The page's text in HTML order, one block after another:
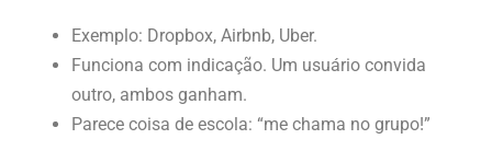
Exemplo: Dropbox, Airbnb, Uber.
Funciona com indicação. Um usuário convida
outro, ambos ganham.
Parece coisa de escola: “me chama no grupo!”